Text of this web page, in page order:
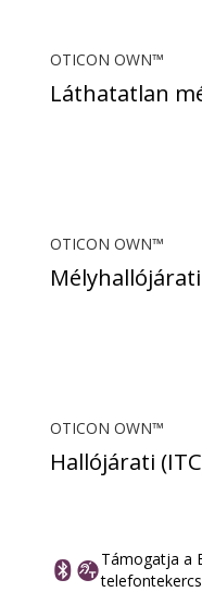
OTICON OWN™
Láthatatlan
OTICON OWN™
Mélyhallójárati
OTICON OWN™
Hallójárati
Támogatja a